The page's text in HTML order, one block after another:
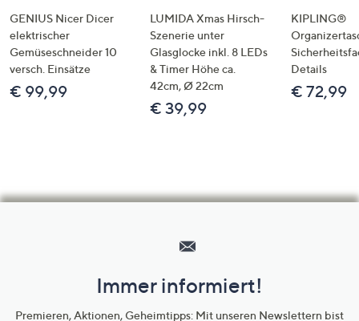
GENIUS Nicer Dicer
elektrischer
Gemüseschneider 10
versch. Einsätze
€ 99,99
LUMIDA Xmas Hirsch-
Szenerie unter
Glasglocke inkl. 8 LEDs
& Timer Höhe ca.
42cm, Ø 22cm
€ 39,99
KIPLING®
Details
€ 72,99
Unternehmensinformationen
Immer informiert!
Premieren, Aktionen, Geheimtipps: Mit unseren Newslettern bist